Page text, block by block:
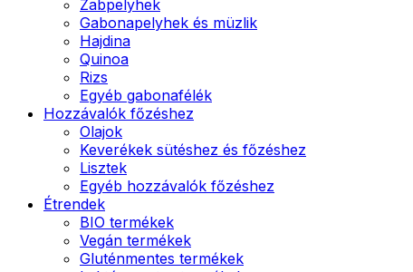
Zabpelyhek
Gabonapelyhek és müzlik
Hajdina
Quinoa
Rizs
Egyéb gabonafélék
Hozzávalók főzéshez
Olajok
Keverékek sütéshez és főzéshez
Lisztek
Egyéb hozzávalók főzéshez
Étrendek
BIO termékek
Vegán termékek
Gluténmentes termékek